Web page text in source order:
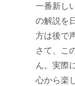
一番新し
の解説を
方は後で
さて、こ
ん。実際
心から楽